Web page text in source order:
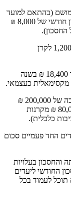
(בהתאם למועד
של כל יעד), החישוב שעשיתי מראה כי נדרש חסכון חודשי של 8,000 ₪
המשפחה כבר מפקידה היום 1,500 ₪ לחסכון ועוד 1,200 לקרן
יוסי לא מפקיד כלל לקרן השתלמות. מומלץ להפקיד 18,400 ₪ בשנה
לקחנו בחשבון שכבר יש סכום התחלתי בחסכון בגובה של 200,000 ₪
(בתיק ההשקעות, לאחר החזר המשכנתה) ועוד 80,000 ₪ מקרנות
החד פעמיים סכום
בעלויות
לחסכון החודשי ליעדים
לעמוד בכל